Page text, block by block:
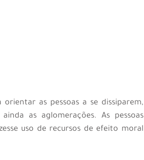
as pessoas a se dissiparem,
as aglomerações. As pessoas
uso de recursos de efeito moral